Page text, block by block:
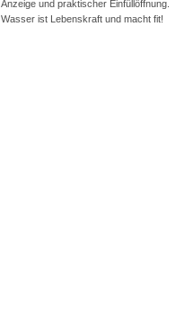
Anzeige und praktischer Einfüllöffnung.
Wasser ist Lebenskraft und macht fit!